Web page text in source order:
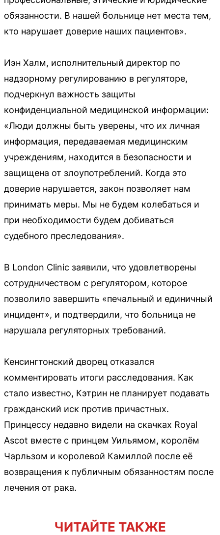
обязанности. В нашей больнице нет места тем,
кто нарушает доверие наших пациентов».
Иэн Халм, исполнительный директор по
надзорному регулированию в регуляторе,
подчеркнул важность защиты
конфиденциальной медицинской информации:
«Люди должны быть уверены, что их личная
информация, передаваемая медицинским
учреждениям, находится в безопасности и
защищена от злоупотреблений. Когда это
доверие нарушается, закон позволяет нам
принимать меры. Мы не будем колебаться и
при необходимости будем добиваться
судебного преследования».
В London Clinic заявили, что удовлетворены
сотрудничеством с регулятором, которое
позволило завершить «печальный и единичный
инцидент», и подтвердили, что больница не
нарушала регуляторных требований.
Кенсингтонский дворец отказался
комментировать итоги расследования. Как
стало известно, Кэтрин не планирует подавать
гражданский иск против причастных.
Принцессу недавно видели на скачках Royal
Ascot вместе с принцем Уильямом, королём
Чарльзом и королевой Камиллой после её
возвращения к публичным обязанностям после
лечения от рака.
ЧИТАЙТЕ ТАКЖЕ